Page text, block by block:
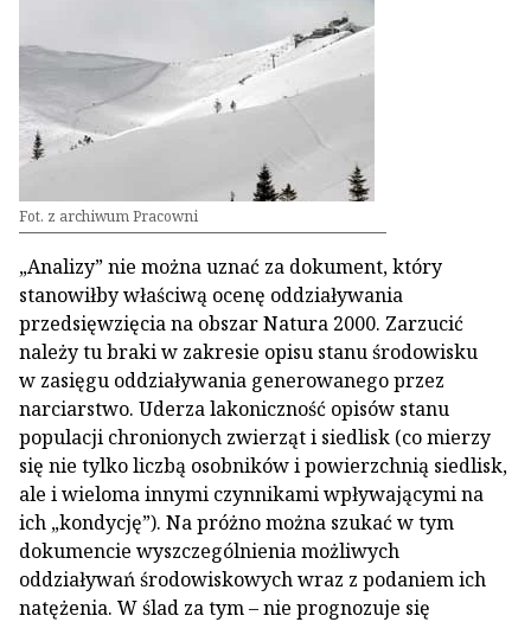
Fot. z archiwum Pracowni
„Analizy” nie można uznać za dokument, który
stanowiłby właściwą ocenę oddziaływania
przedsięwzięcia na obszar Natura 2000. Zarzucić
należy tu braki w zakresie opisu stanu środowisku
w zasięgu oddziaływania generowanego przez
narciarstwo. Uderza lakoniczność opisów stanu
populacji chronionych zwierząt i siedlisk (co mierzy
się nie tylko liczbą osobników i powierzchnią siedlisk,
ale i wieloma innymi czynnikami wpływającymi na
ich „kondycję”). Na próżno można szukać w tym
dokumencie wyszczególnienia możliwych
oddziaływań środowiskowych wraz z podaniem ich
natężenia. W ślad za tym – nie prognozuje się